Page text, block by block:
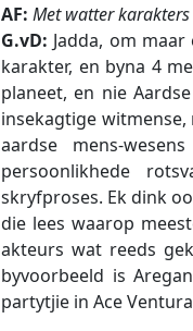
AF: Met watter
G.vD: Jadda, om
karakter, en byna 4
planeet, en nie
insekagtige
aardse mens-
persoonlikhede
skryfproses. Ek dink
die lees waarop
akteurs wat reeds
byvoorbeeld is
partytjie in Ace